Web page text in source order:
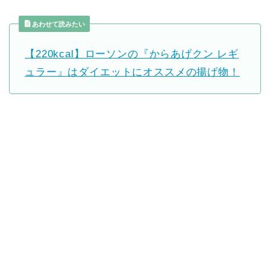
あわせて読みたい
【220kcal】ローソンの『からあげクン レギ
ュラー』はダイエットにオススメの揚げ物！